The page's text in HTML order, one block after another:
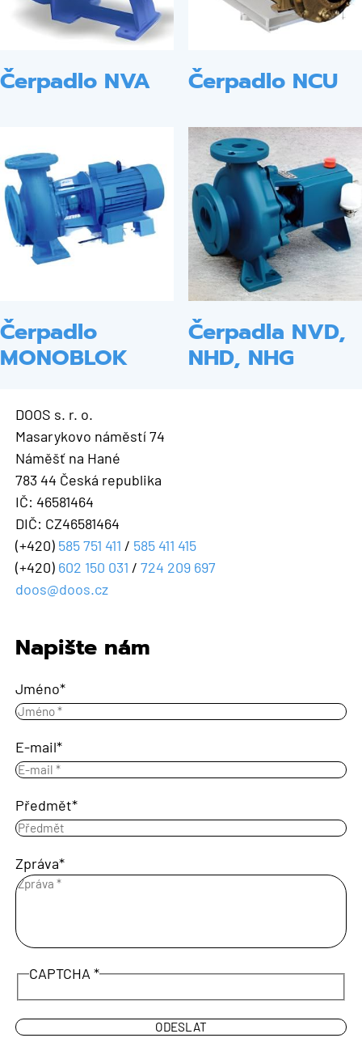
Čerpadlo NVA Čerpadlo NCU
Čerpadlo
MONOBLOK
Čerpadla NVD,
NHD, NHG
DOOS s. r. o.
Masarykovo náměstí 74
Náměšť na Hané
783 44 Česká republika
IČ: 46581464
DIČ: CZ46581464
(+420) 585 751 411 / 585 411 415
(+420) 602 150 031 / 724 209 697
doos@doos.cz
Napište nám
Jméno
E-mail
Předmět
Zpráva
CAPTCHA